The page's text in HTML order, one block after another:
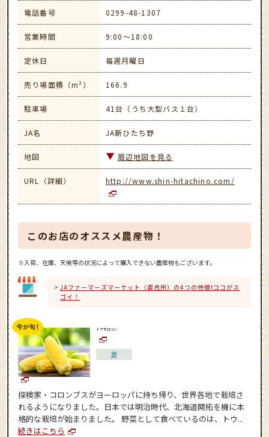
電話番号 0299-48-1307
営業時間 9:00～18:00
定休日 毎週月曜日
売り場面積（m²） 166.9
駐車場 41台（うち大型バス１台）
JA名 JA新ひたち野
地図 周辺地図を見る
URL（詳細） http://www.shin-hitachino.com/
このお店のオススメ農産物！
※入荷、在庫、天候等の状況によって購入できない農産物もございます。
JAファーマーズマーケット（直売所）の4つの特徴!ココがス
ゴイ！
トウモロコシ
夏
探検家・コロンブスがヨーロッパに持ち帰り、世界各地で栽培さ
れるようになりました。日本では明治時代、北海道開拓を機に本
格的な栽培が始まりました。 野菜として食べているのは、トウ...
続きはこちら